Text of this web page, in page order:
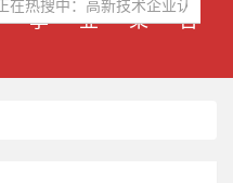
享
业
策
台